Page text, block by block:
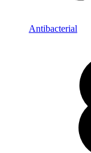
Antibacterial